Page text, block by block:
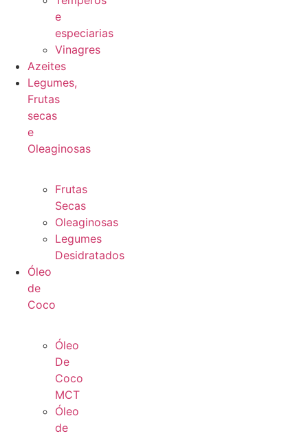
e
especiarias
Vinagres
Azeites
Legumes,
Frutas
secas
e
Oleaginosas
Frutas
Secas
Oleaginosas
Legumes
Desidratados
Óleo
de
Coco
Óleo
De
Coco
MCT
Óleo
de